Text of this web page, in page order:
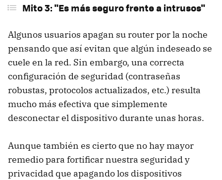
Mito 3: "Es más seguro frente a intrusos"
Algunos usuarios apagan su router por la noche
pensando que así evitan que algún indeseado se
cuele en la red. Sin embargo, una correcta
configuración de seguridad (contraseñas
robustas, protocolos actualizados, etc.) resulta
mucho más efectiva que simplemente
desconectar el dispositivo durante unas horas.
Aunque también es cierto que no hay mayor
remedio para fortificar nuestra seguridad y
privacidad que apagando los dispositivos